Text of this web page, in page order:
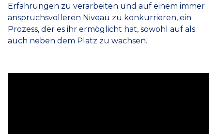
Erfahrungen zu verarbeiten und auf einem immer
anspruchsvolleren Niveau zu konkurrieren, ein
Prozess, der es ihr ermöglicht hat, sowohl auf als
auch neben dem Platz zu wachsen.